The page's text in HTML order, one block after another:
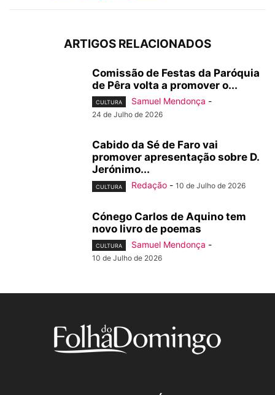
ARTIGOS RELACIONADOS
Comissão de Festas da Paróquia
de Pêra volta a promover o...
CULTURA Samuel Mendonça -
24 de Julho de 2026
Cabido da Sé de Faro vai
promover apresentação sobre D.
Jerónimo...
CULTURA Redação - 10 de Julho de 2026
Cónego Carlos de Aquino tem
novo livro de poemas
CULTURA Samuel Mendonça -
10 de Julho de 2026